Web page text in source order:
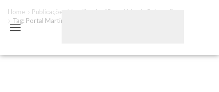
Home
Publicações Identificadas "portal Martin Behrend"
Tag: Portal Martin Behrend